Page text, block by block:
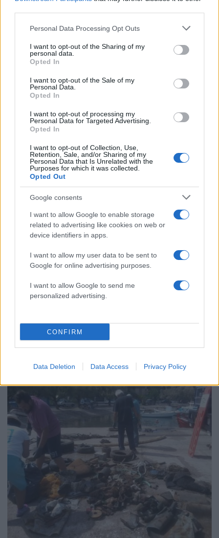
Please note that this website/app uses one or more Google
not limited to your visit or usage behaviour. You may click to
grant or deny consent to Google and its third-party tags to
use your data for below specified purposes in below Google
consent section.
Personal Data Processing Opt Outs
I want to opt-out of the Sharing of my
personal data.
Opted In
I want to opt-out of the Sale of my
Personal Data.
Opted In
I want to opt-out of processing my
Personal Data for Targeted Advertising.
Opted In
I want to opt-out of Collection, Use,
Retention, Sale, and/or Sharing of my
Personal Data that Is Unrelated with the
Purposes for which it was collected.
Opted Out
Google consents
I want to allow Google to enable storage
related to advertising like cookies on web or
device identifiers in apps.
I want to allow my user data to be sent to
Google for online advertising purposes.
I want to allow Google to send me
personalized advertising.
CONFIRM
Data Deletion Data Access Privacy Policy
Κυριάκος Μετζιδάκης
– Τι διαπίστωσε ο
ιατροδικαστής [pics,
Το βίντεο
12:2917.03.17
Κρήτη: Βούτηξε και είδε στο βυθό εικόνες που
φοβόταν [vid]